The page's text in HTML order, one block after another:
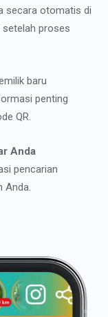
secara otomatis di
setelah proses
baru
penting
QR.
Anda
pencarian
Anda.